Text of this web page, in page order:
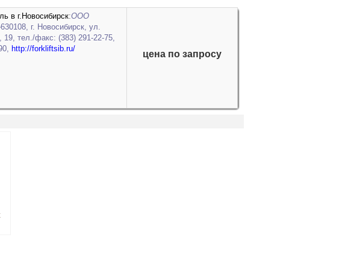
в г.Новосибирск:ООО
630108, г. Новосибирск, ул.
19, тел./факс: (383) 291-22-75,
http://forkliftsib.ru/
цена по запросу